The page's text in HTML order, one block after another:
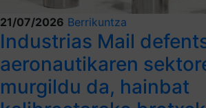
21/07/2026 Berrikuntza
Industrias Mail
aeronautikaren
murgildu da, hainbat